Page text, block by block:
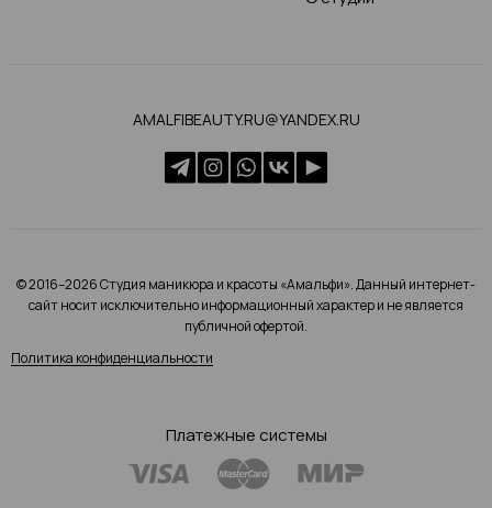
AMALFIBEAUTY.RU@YANDEX.RU
© 2016–2026 Студия маникюра и красоты «Амальфи». Данный интернет-
сайт носит исключительно информационный характер и не является
публичной офертой.
Политика конфиденциальности
Платежные системы